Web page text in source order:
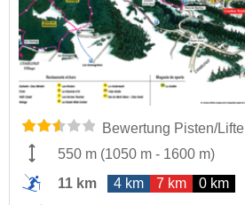
Bewertung Pisten/Lifte
550 m (1050 m - 1600 m)
11 km
4 km 7 km 0 km